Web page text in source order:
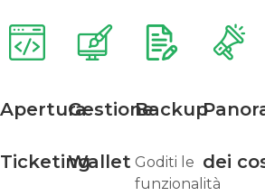
Apertura
Ticketing
Gestione
Wallet
Backup
Goditi le
funzionalità
dei